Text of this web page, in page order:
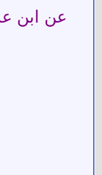
عن ابن